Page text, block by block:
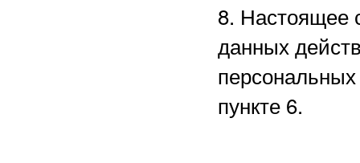
8. Настоящее
данных
пункте 6.